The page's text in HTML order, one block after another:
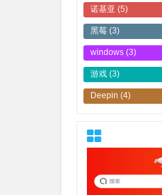
诺基亚 (5)
黑莓 (3)
windows (3)
游戏 (3)
Deepin (4)